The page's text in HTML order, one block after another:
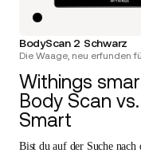
BodyScan 2 Schwarz
Die Waage, neu erfunden
Withings
Body Scan
Smart
Bist du auf der Suche nach